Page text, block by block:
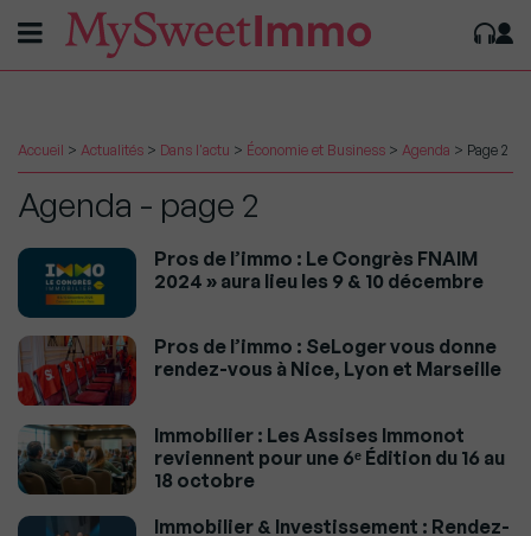
Accueil > Actualités > Dans l'actu > Économie et Business > Agenda > Page 2
Agenda - page 2
Pros de l’immo : Le Congrès FNAIM
2024 » aura lieu les 9 & 10 décembre
Pros de l’immo : SeLoger vous donne
rendez-vous à Nice, Lyon et Marseille
Immobilier : Les Assises Immonot
reviennent pour une 6ᵉ Édition du 16 au
18 octobre
Immobilier & Investissement : Rendez-